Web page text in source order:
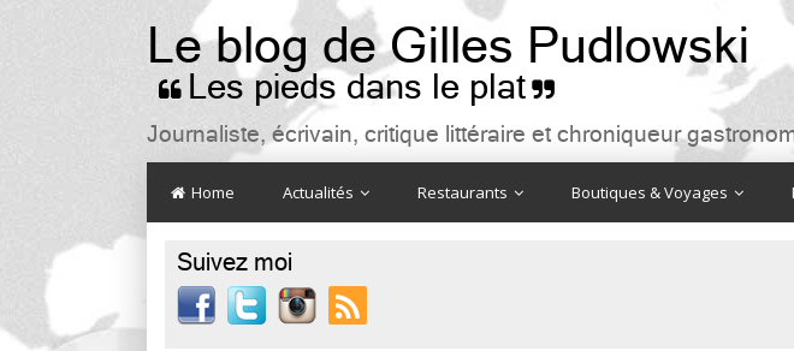
Le blog de Gilles Pudlowski
 Les pieds dans le plat 
Journaliste, écrivain, critique littéraire et chroniqueur
Home Actualités Restaurants Boutiques & Voyages
Suivez moi
